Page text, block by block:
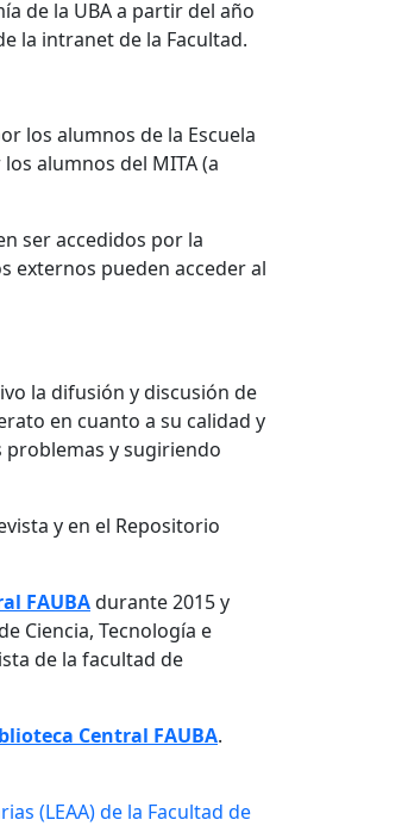
de la UBA a partir del año
la intranet de la Facultad.
los alumnos de la Escuela
alumnos del MITA (a
ser accedidos por la
externos pueden acceder al
la difusión y discusión de
en cuanto a su calidad y
problemas y sugiriendo
y en el Repositorio
FAUBAdurante 2015 y
Ciencia, Tecnología e
de la facultad de
Central FAUBA.
(LEAA) de la Facultad de